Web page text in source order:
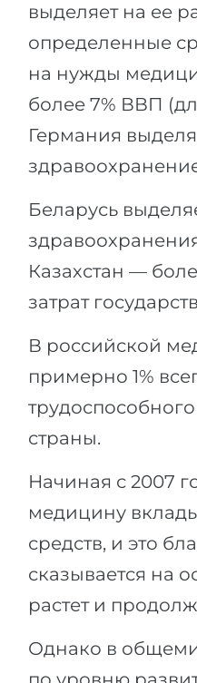
выделяет на ее
определенные
на нужды
более 7% ВВП
Германия
Беларусь
Казахстан —
затрат
В российской
примерно 1%
страны.
Начиная с 2007
медицину
средств, и это
сказывается на
растет и
Однако в